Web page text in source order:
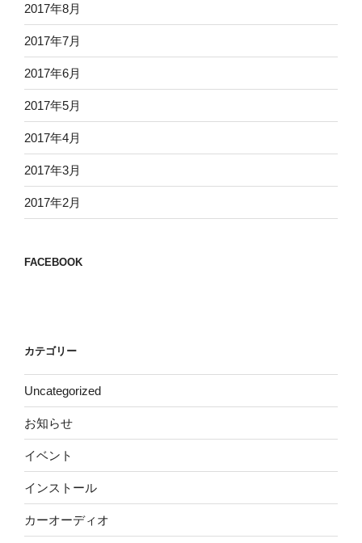
2017年8月
2017年7月
2017年6月
2017年5月
2017年4月
2017年3月
2017年2月
FACEBOOK
カテゴリー
Uncategorized
お知らせ
イベント
インストール
カーオーディオ